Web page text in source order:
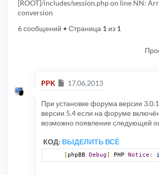
[ROOT]/includes/session.php on line NN:
conversion
6 сообщений • Страница 1 из 1
PPK Сообщение
17.06.2013
При установке форума версии
версии 5.4 если на форуме
возможно появление следующей
КОД: ВЫДЕЛИТЬ ВСЁ
phpBB Debug PHP Notice :